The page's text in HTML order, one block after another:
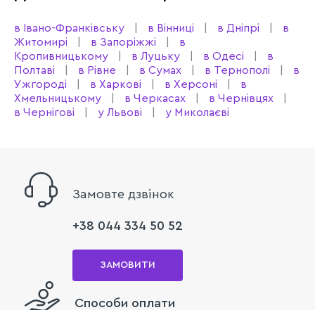
в Івано-Франківську в Вінниці в Дніпрі
в
Житомирі
в Запоріжжі
в
Кропивницькому
в Луцьку в Одесі
в
Полтаві
в Рівне в Сумах в Тернополі
в
Ужгороді
в Харкові в Херсоні
в
Хмельницькому
в Черкасах
в Чернівцях
в Чернігові
у Львові у Миколаєві
Замовте дзвінок
+38 044 334 50 52
ЗАМОВИТИ
Способи оплати